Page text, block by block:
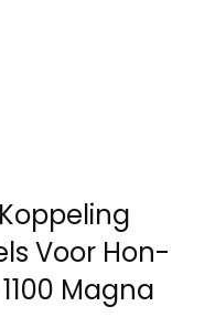
Voor Hon-
Magna